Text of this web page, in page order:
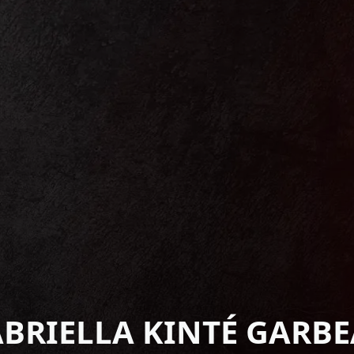
KINTÉ